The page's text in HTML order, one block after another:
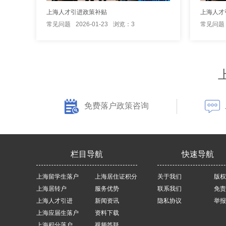
上海人才引进政策补贴
常见问题
2026-01-23 浏览：3
上海人
常见问题
免费落户政策咨询
栏目导航
上海留学生落户
上海居转户
上海人才引进
上海应届生落户
上海居住证积分
服务优势
新闻资讯
资料下载
快速导航
关于我们
联系我们
隐私协议
版
免
举